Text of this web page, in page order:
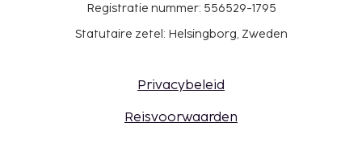
Registratie nummer: 556529-1795
Statutaire zetel: Helsingborg, Zweden
Privacybeleid
Reisvoorwaarden